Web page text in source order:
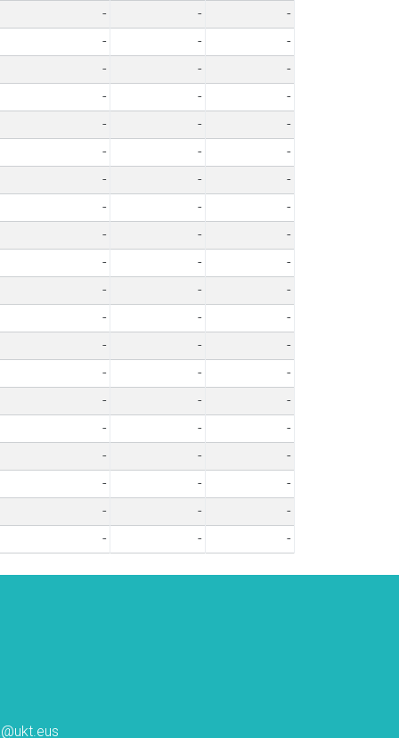
- -
-
- -
-
- -
-
- -
-
- -
-
- -
-
- -
-
- -
-
- -
-
- -
-
- -
-
- -
-
- -
-
- -
-
- -
-
- -
-
- -
-
- -
-
- -
-
- - -